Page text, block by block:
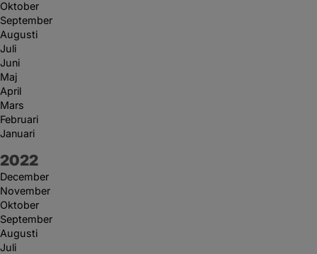
Oktober
September
Augusti
Juli
Juni
Maj
April
Mars
Februari
Januari
År:
2022
December
November
Oktober
September
Augusti
Juli